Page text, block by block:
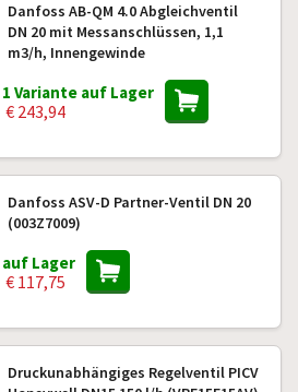
Danfoss AB-QM 4.0 Abgleichventil
DN 20 mit Messanschlüssen, 1,1
m3/h, Innengewinde
1 Variante auf Lager
€ 243,94
Danfoss ASV-D Partner-Ventil DN 20
(003Z7009)
auf Lager
€ 117,75
Druckunabhängiges Regelventil PICV